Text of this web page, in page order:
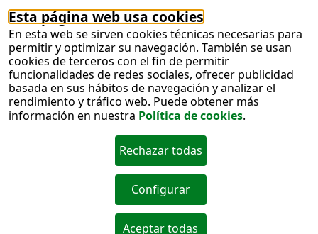
Esta página web usa cookies
En esta web se sirven cookies técnicas necesarias para
permitir y optimizar su navegación. También se usan
cookies de terceros con el fin de permitir
funcionalidades de redes sociales, ofrecer publicidad
basada en sus hábitos de navegación y analizar el
rendimiento y tráfico web. Puede obtener más
información en nuestra Política de cookies.